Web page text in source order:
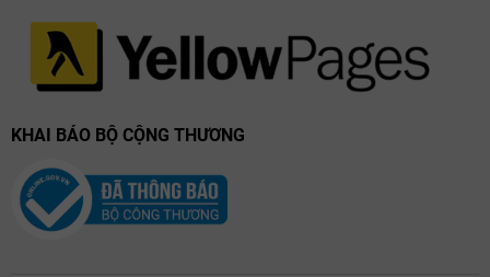
KHAI BÁO BỘ CỘNG THƯƠNG